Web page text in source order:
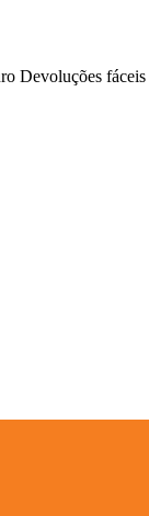
Devoluções fáceis